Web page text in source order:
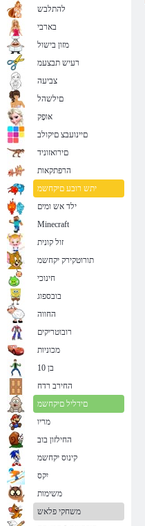
להתלבש
בארבי
מזון בישול
רעיש תבצעמ
צביעה
םילשהל
אּופָק
םיינועבצ םיקולב
םירואזוניד
הרפתקאות
יתש רובע םיקחשמ
ילד אש ומים
Minecraft
זול קונית
תורוטקירק יקחשמ
חינוכי
בובספוג
החווה
רובוטריקים
מכוניות
בן 10
החירב רדח
םידליל םיקחשמ
מריו
החילזון בוב
קינוס יקחשמ
יִקס
משימות
משחקי פלאש